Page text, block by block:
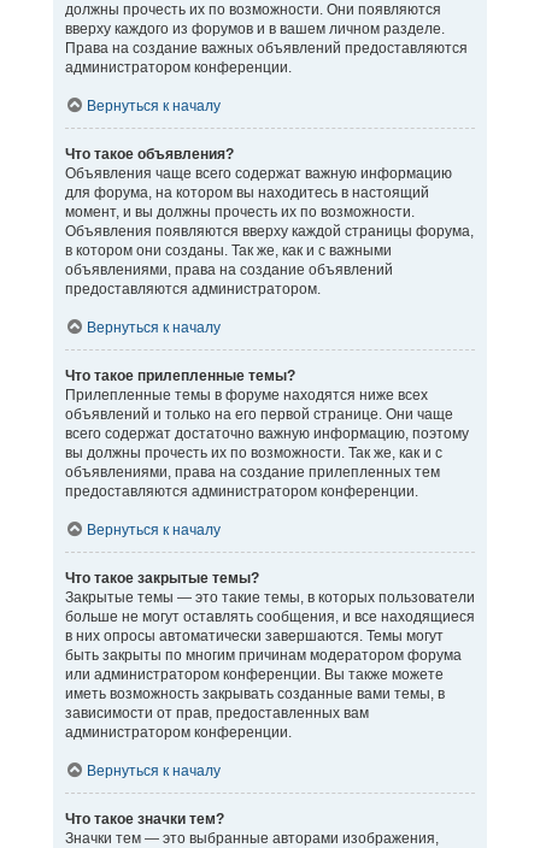
должны прочесть их по возможности. Они появляются
вверху каждого из форумов и в вашем личном разделе.
Права на создание важных объявлений предоставляются
администратором конференции.
Вернуться к началу
Что такое объявления?
Объявления чаще всего содержат важную информацию
для форума, на котором вы находитесь в настоящий
момент, и вы должны прочесть их по возможности.
Объявления появляются вверху каждой страницы форума,
в котором они созданы. Так же, как и с важными
объявлениями, права на создание объявлений
предоставляются администратором.
Вернуться к началу
Что такое прилепленные темы?
Прилепленные темы в форуме находятся ниже всех
объявлений и только на его первой странице. Они чаще
всего содержат достаточно важную информацию, поэтому
вы должны прочесть их по возможности. Так же, как и с
объявлениями, права на создание прилепленных тем
предоставляются администратором конференции.
Вернуться к началу
Что такое закрытые темы?
Закрытые темы — это такие темы, в которых пользователи
больше не могут оставлять сообщения, и все находящиеся
в них опросы автоматически завершаются. Темы могут
быть закрыты по многим причинам модератором форума
или администратором конференции. Вы также можете
иметь возможность закрывать созданные вами темы, в
зависимости от прав, предоставленных вам
администратором конференции.
Вернуться к началу
Что такое значки тем?
Значки тем — это выбранные авторами изображения,